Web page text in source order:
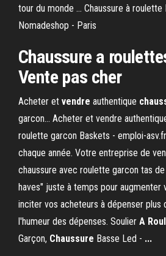
tour du monde ... Chaussure à roulette
Nomadeshop - Paris
Chaussure a
Vente pas cher
Acheter et vendre authentique
garcon... Acheter et vendre
roulette garcon Baskets - emploi-
chaque année. Votre entreprise de
chaussure avec roulette garcon tas
haves" juste à temps pour
inciter vos acheteurs à dépenser plus
l'humeur des dépenses. Soulier A
Garçon, Chaussure Basse Led - ...